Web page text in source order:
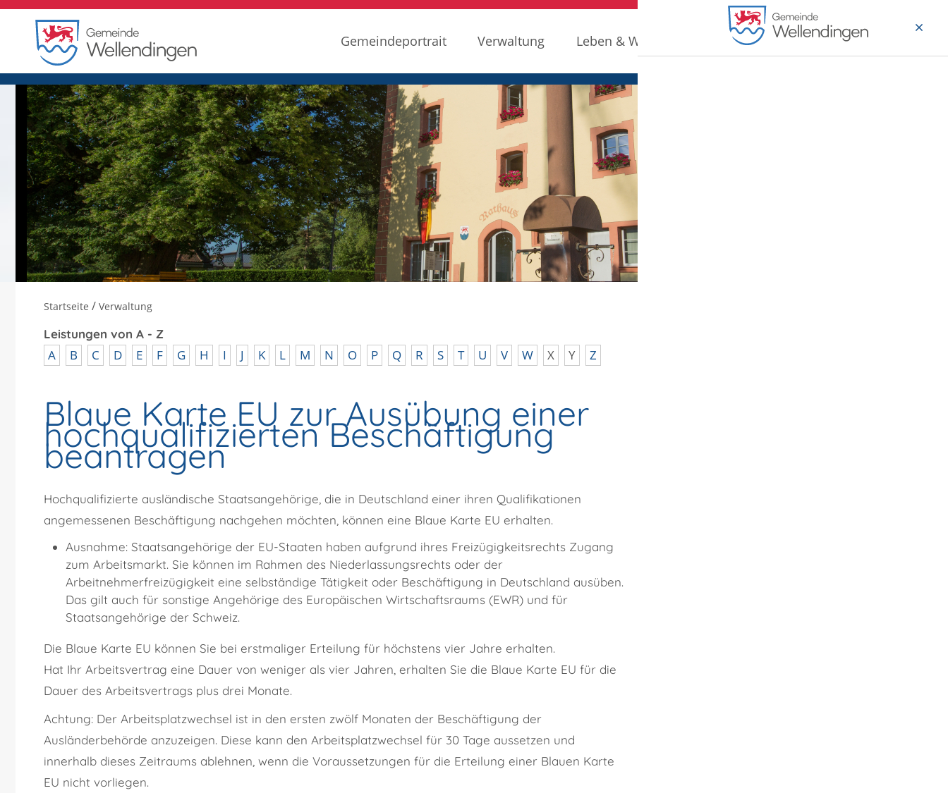
Gemeindeportrait Verwaltung Leben & Wohnen Wirtschaft & Arbeiten
Startseite / Verwaltung
Leistungen von A - Z
A B C D E F G H I J K L M N O P Q R S T U V W X Y Z
Blaue Karte EU zur Ausübung einer
hochqualifizierten Beschäftigung
beantragen
Hochqualifizierte ausländische Staatsangehörige, die in Deutschland einer ihren Qualifikationen
angemessenen Beschäftigung nachgehen möchten, können eine Blaue Karte EU erhalten.
Ausnahme:Staatsangehörige der EU-Staaten haben aufgrund ihres Freizügigkeitsrechts Zugang
zum Arbeitsmarkt. Sie können im Rahmen des Niederlassungsrechts oder der
Arbeitnehmerfreizügigkeit eine selbständige Tätigkeit oder Beschäftigung in Deutschland ausüben.
Das gilt auch für sonstige Angehörige des Europäischen Wirtschaftsraums (EWR) und für
Staatsangehörige der Schweiz.
Die Blaue Karte EU können Sie bei erstmaliger Erteilung für höchstens vier Jahre erhalten.
Hat Ihr Arbeitsvertrag eine Dauer von weniger als vier Jahren, erhalten Sie die Blaue Karte EU für die
Dauer des Arbeitsvertrags plus drei Monate.
Achtung: Der Arbeitsplatzwechsel ist in den ersten zwölf Monaten der Beschäftigung der
Ausländerbehörde anzuzeigen. Diese kann den Arbeitsplatzwechsel für 30 Tage aussetzen und
innerhalb dieses Zeitraums ablehnen, wenn die Voraussetzungen für die Erteilung einer Blauen Karte
EU nicht vorliegen.